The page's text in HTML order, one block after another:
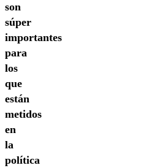
son
súper
importantes
para
los
que
están
metidos
en
la
política